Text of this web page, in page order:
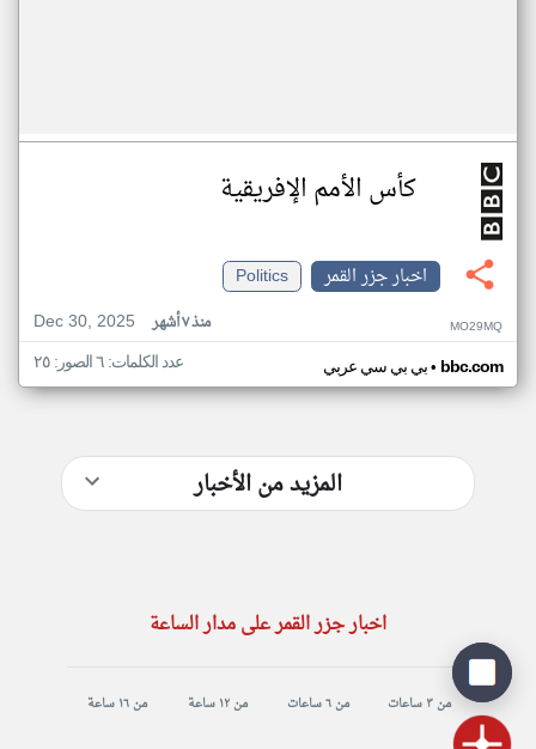
كأس الأمم الإفريقية
اخبار جزر القمر
Politics
Dec 30, 2025
منذ ٧ أشهر MO29MQ
بي بي سي عربي• bbc.com عدد الكلمات: ٦ الصور: ٢٥
المزيد من الأخبار
اخبار جزر القمر على مدار الساعة
من ٣ ساعات من ٦ ساعات من ١٢ ساعة من ١٦ ساعة